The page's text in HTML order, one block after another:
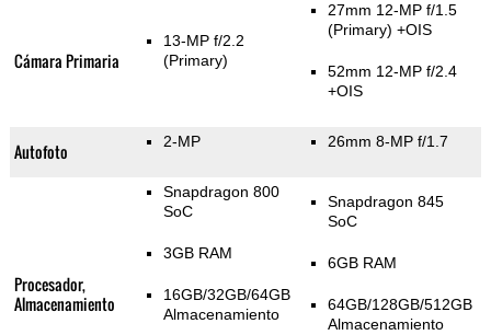
Cámara Primaria
13-MP f/2.2
(Primary)
27mm 12-MP f/1.5
(Primary) +OIS
52mm 12-MP f/2.4
+OIS
Autofoto 2-MP 26mm 8-MP f/1.7
Procesador,
Almacenamiento
Snapdragon 800
SoC
3GB RAM
16GB/32GB/64GB
Almacenamiento
Snapdragon 845
SoC
6GB RAM
64GB/128GB/512GB
Almacenamiento